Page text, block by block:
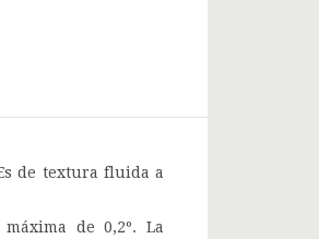
de textura fluida a
de 0,2º. La